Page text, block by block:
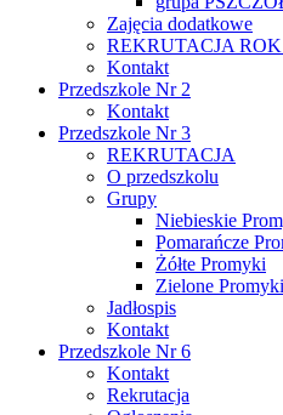
Zajęcia dodatkowe
REKRUTACJA
Kontakt
Przedszkole Nr 2
Kontakt
Przedszkole Nr 3
REKRUTACJA
O przedszkolu
Grupy
Niebieskie
Pomarańcze
Żółte Promyki
Zielone Promyki
Jadłospis
Kontakt
Przedszkole Nr 6
Kontakt
Rekrutacja